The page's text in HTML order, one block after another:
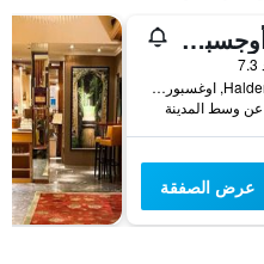
إيبيس أوجسبرج هاوبتاهنوف
Halderstrasse 25, اوغسبورغ, بافاريا, ألمانيا
عرض الصفقة